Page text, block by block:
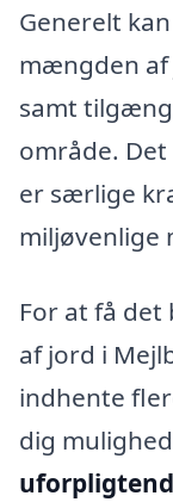
Generelt
mængden af
samt
område.
er særlige
miljøvenlige
For at få
af jord i
indhente
dig